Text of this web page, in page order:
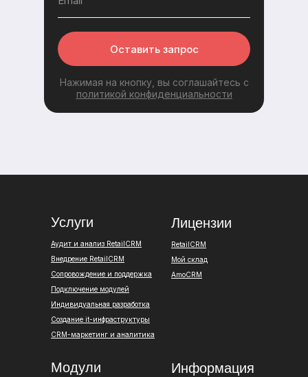
Оставить запрос
Нажимая на кнопку, вы соглашайтесь с
политикой конфиденциальности
RetailCRM
Мой склад
AmoCRM
Лицензии
Аудит и анализ RetailCRM
Внедрение RetailCRM
Сопровождение и поддержка
Подключение модулей
Индивидуальная разработка
Создание it-инфраструктуры
CRM-маркетинг и аналитика
Услуги
Модули Информация